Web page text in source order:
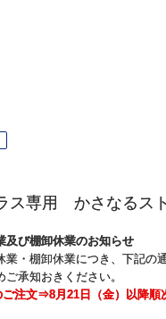
ス専用 かさなるス
及び棚卸休業のお知らせ
業・棚卸休業につき、下記の
ご承知おきください。
ご注文⇒8月21日（金）以降順